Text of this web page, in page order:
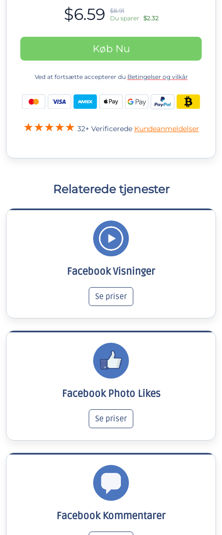
$6.59
$8.91
Du sparer $2.32
Køb Nu
Ved at fortsætte accepterer du Betingelser og vilkår
32+ Verificerede Kundeanmeldelser
Relaterede tjenester
Facebook Visninger
Se priser
Facebook Photo Likes
Se priser
Facebook Kommentarer